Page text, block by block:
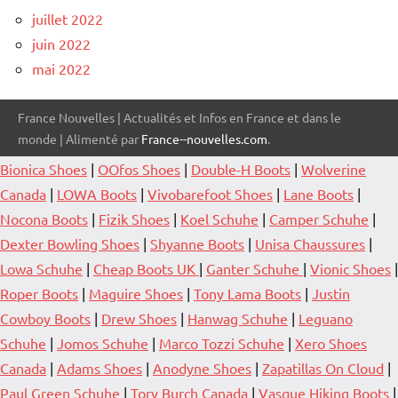
juillet 2022
juin 2022
mai 2022
France Nouvelles | Actualités et Infos en France et dans le
monde | Alimenté par France--nouvelles.com.
Bionica Shoes | OOfos Shoes | Double-H Boots | Wolverine
Canada | LOWA Boots | Vivobarefoot Shoes | Lane Boots |
Nocona Boots | Fizik Shoes | Koel Schuhe | Camper Schuhe |
Dexter Bowling Shoes | Shyanne Boots | Unisa Chaussures |
Lowa Schuhe | Cheap Boots UK | Ganter Schuhe | Vionic Shoes |
Roper Boots | Maguire Shoes | Tony Lama Boots | Justin
Cowboy Boots | Drew Shoes | Hanwag Schuhe | Leguano
Schuhe | Jomos Schuhe | Marco Tozzi Schuhe | Xero Shoes
Canada | Adams Shoes | Anodyne Shoes | Zapatillas On Cloud |
Paul Green Schuhe | Tory Burch Canada | Vasque Hiking Boots |